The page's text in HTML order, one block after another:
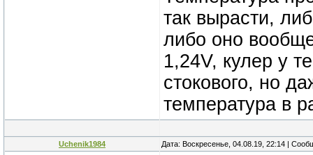
так вырасти,
либо оно
1,24V, кулер у
стокового, но
температура в
Uchenik1984 Дата: Воскресенье, 04.08.19, 22:14 |